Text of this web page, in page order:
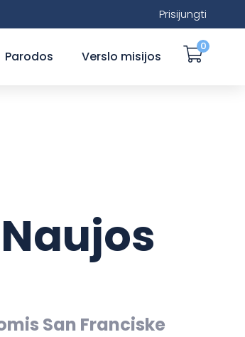
Prisijungti
Parodos Verslo misijos
0
San Franciske